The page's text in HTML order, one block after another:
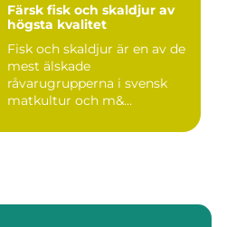
Färsk fisk och skaldjur av
högsta kvalitet
Fisk och skaldjur är en av de
mest älskade
råvarugrupperna i svensk
matkultur och m&...